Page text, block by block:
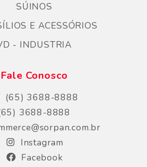
SÚINOS
E ACESSÓRIOS
- INDUSTRIA
Fale Conosco
(65) 3688-8888
3688-8888
Instagram
Facebook